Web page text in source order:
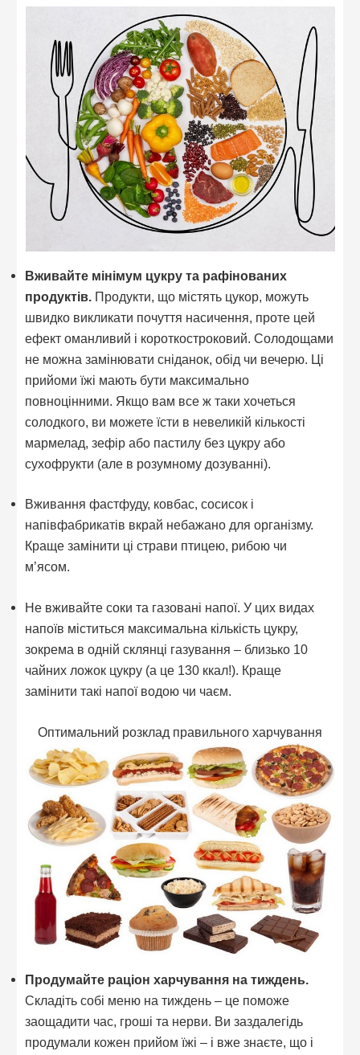
Вживайте мінімум цукру та рафінованих
продуктів. Продукти, що містять цукор, можуть
швидко викликати почуття насичення, проте цей
ефект оманливий і короткостроковий. Солодощами
не можна замінювати сніданок, обід чи вечерю. Ці
прийоми їжі мають бути максимально
повноцінними. Якщо вам все ж таки хочеться
солодкого, ви можете їсти в невеликій кількості
мармелад, зефір або пастилу без цукру або
сухофрукти (але в розумному дозуванні).
Вживання фастфуду, ковбас, сосисок і
напівфабрикатів вкрай небажано для організму.
Краще замінити ці страви птицею, рибою чи
м’ясом.
Не вживайте соки та газовані напої. У цих видах
напоїв міститься максимальна кількість цукру,
зокрема в одній склянці газування – близько 10
чайних ложок цукру (а це 130 ккал!). Краще
замінити такі напої водою чи чаєм.
Оптимальний розклад правильного харчування
Продумайте раціон харчування на тиждень.
Складіть собі меню на тиждень – це поможе
заощадити час, гроші та нерви. Ви заздалегідь
продумали кожен прийом їжі – і вже знаєте, що і